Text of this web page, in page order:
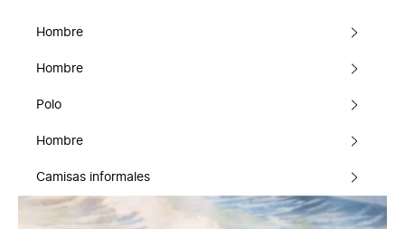
Hombre
Hombre
Polo
Hombre
Camisas informales